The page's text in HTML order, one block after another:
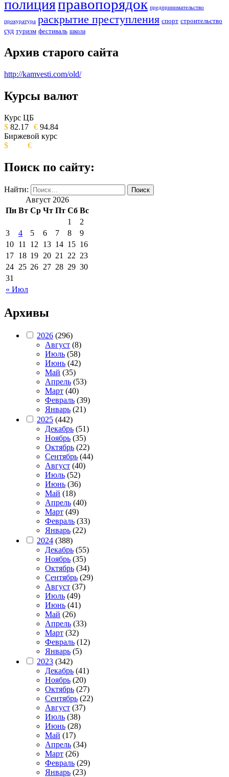
полицияправопорядок предпринимательство
прокуратура раскрытие преступления спорт строительство
суд туризм фестиваль школа
Архив старого сайта
http://kamvesti.com/old/
ОБЩЕСТВЕННО-ПОЛИТИЧЕСКОЕ
ИЗДАНИЕ КАМЧАТСКОГО КРАЯ.
Курсы валют
Курс ЦБ
$ 82.17 € 94.84
Биржевой курс
$
€
Поиск по сайту:
Найти:
Август 2026
Пн Вт Ср Чт Пт Сб Вс
« Июл
1
2
3
4 5 6 7 8
9
10 11 12 13 14 15 16
17 18 19 20 21 22 23
24 25 26 27 28 29 30
31
Архивы
2026 (296)
Август (8)
Июль (58)
Июнь (42)
Май (35)
Апрель (53)
Март (40)
Февраль (39)
Январь (21)
2025 (442)
Декабрь (51)
Ноябрь (35)
Октябрь (22)
Сентябрь (44)
Август (40)
Июль (52)
Июнь (36)
Май (18)
Апрель (40)
Март (49)
Февраль (33)
Январь (22)
2024 (388)
Декабрь (55)
Ноябрь (35)
Октябрь (34)
Сентябрь (29)
Август (37)
Июль (49)
Июнь (41)
Май (26)
Апрель (33)
Март (32)
Февраль (12)
Январь (5)
2023 (342)
Декабрь (41)
Ноябрь (20)
Октябрь (27)
Сентябрь (22)
Август (37)
Июль (38)
Июнь (28)
Май (17)
Апрель (34)
Март (26)
Февраль (29)
Январь (23)